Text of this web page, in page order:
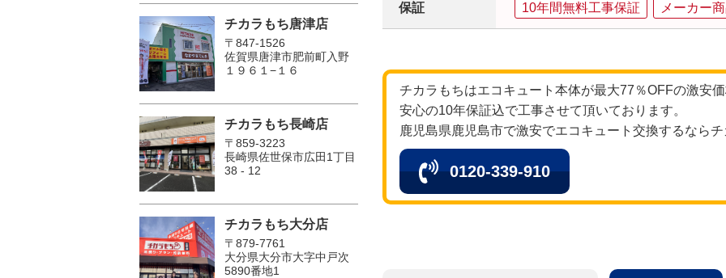
保証 10年間無料工事保証 メーカー
チカラもちはエコキュート本体が最大77％OFFの激安
安心の10年保証込で工事させて頂いております。
鹿児島県鹿児島市で激安でエコキュート交換するなら
0120-339-910
チカラもち唐津店
〒847-1526
佐賀県唐津市肥前町入野
１９６１−１６
チカラもち長崎店
〒859-3223
長崎県佐世保市広田1丁目
38 - 12
チカラもち大分店
〒879-7761
大分県大分市大字中戸次
5890番地1